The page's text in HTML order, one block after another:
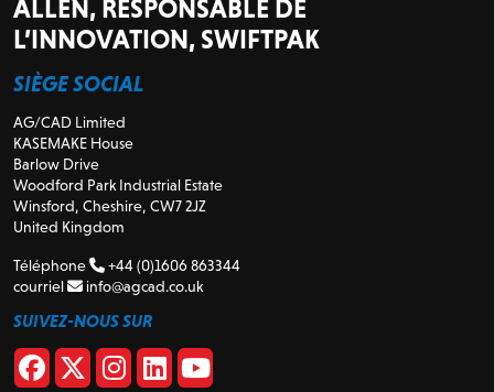
ALLEN, RESPONSABLE DE
L’INNOVATION, SWIFTPAK
SIÈGE SOCIAL
AG/CAD Limited
KASEMAKE House
Barlow Drive
Woodford Park Industrial Estate
Winsford, Cheshire, CW7 2JZ
United Kingdom
Téléphone
+44 (0)1606 863344
courriel
info@agcad.co.uk
SUIVEZ-NOUS SUR